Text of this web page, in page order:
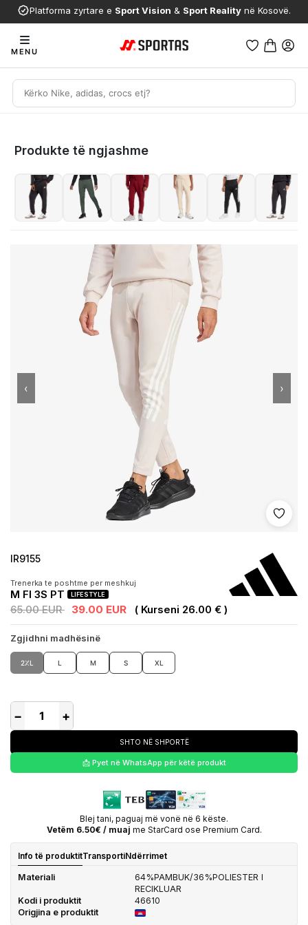
Platforma zyrtare e Sport Vision & Sport Reality në Kosovë.
MENU
Produkte të ngjashme
Shto
‹ ›
IR9155
Trenerka te poshtme per meshkuj
M FI 3S PT LIFESTYLE
65.00 EUR 39.00 EUR ( Kurseni 26.00 € )
Zgjidhni madhësinë
2XL L M S XL
− +
SHTO NË SHPORTË
📩 Pyet në WhatsApp për këtë produkt
Blej tani, paguaj më vonë në 6 këste.
Vetëm 6.50€ / muaj me StarCard ose Premium Card.
Info të produktitTransportiNdërrimet
Materiali
64%PAMBUK/36%POLIESTER I
RECIKLUAR
Kodi i produktit
46610
Origjina e produktit